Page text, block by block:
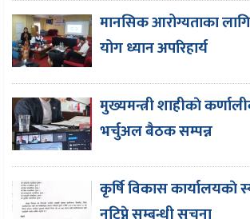
मानसिक आरोग्यताका लागि
योग ध्यान अपरिहार्य
मुख्यमन्त्री शाहीकाे
भर्चुअल बैठक सम्पन्न
कृर्षि विकास कार्यालयकाे